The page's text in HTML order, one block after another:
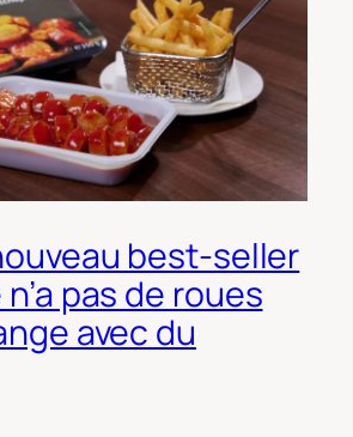
best-seller
pas de roues
avec du